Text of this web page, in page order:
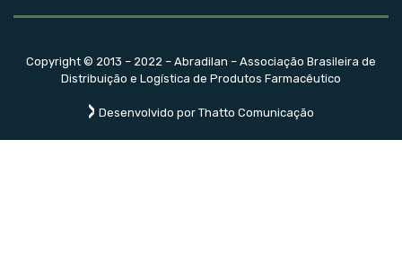
Copyright © 2013 – 2022 – Abradilan – Associação Brasileira de
Distribuição e Logística de Produtos Farmacêutico
Desenvolvido por Thatto Comunicação